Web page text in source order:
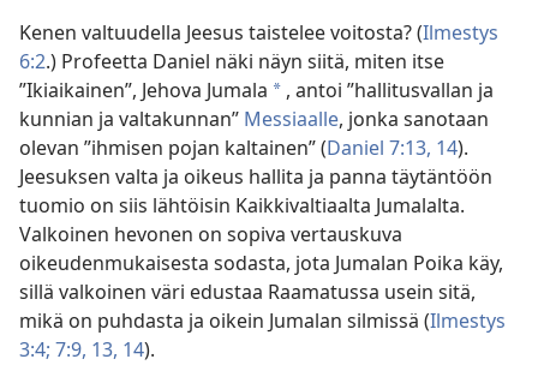
Kenen valtuudella Jeesus taistelee voitosta? (Ilmestys
6:2.) Profeetta Daniel näki näyn siitä, miten itse
”Ikiaikainen”, Jehova Jumala * , antoi ”hallitusvallan ja
kunnian ja valtakunnan” Messiaalle, jonka sanotaan
olevan ”ihmisen pojan kaltainen” (Daniel 7:13, 14).
Jeesuksen valta ja oikeus hallita ja panna täytäntöön
tuomio on siis lähtöisin Kaikkivaltiaalta Jumalalta.
Valkoinen hevonen on sopiva vertauskuva
oikeudenmukaisesta sodasta, jota Jumalan Poika käy,
sillä valkoinen väri edustaa Raamatussa usein sitä,
mikä on puhdasta ja oikein Jumalan silmissä (Ilmestys
3:4; 7:9, 13, 14).